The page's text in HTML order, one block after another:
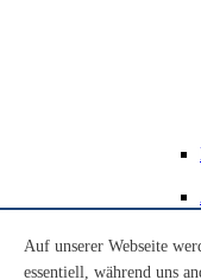
Auf unserer Webseite
essentiell, während uns